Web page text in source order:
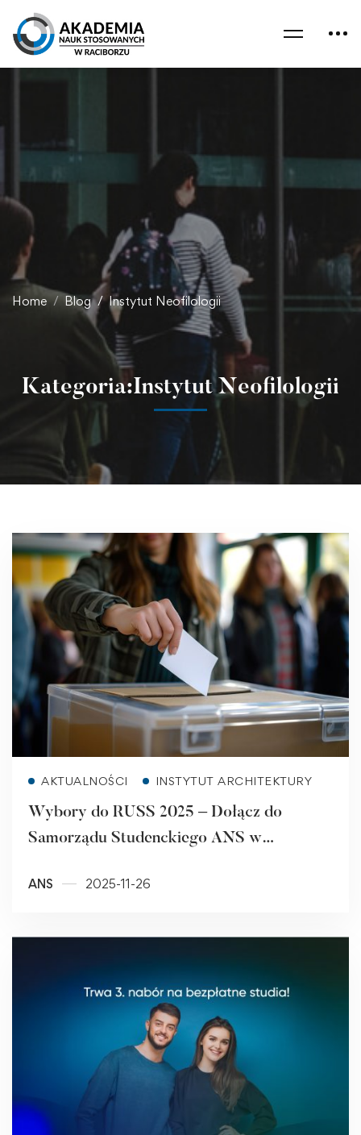
Home Blog Instytut Neofilologii
Kategoria:Instytut Neofilologii
AKTUALNOŚCI INSTYTUT ARCHITEKTURY
Wybory do RUSS 2025 – Dołącz do
Samorządu Studenckiego ANS w
ANS 2025-11-26